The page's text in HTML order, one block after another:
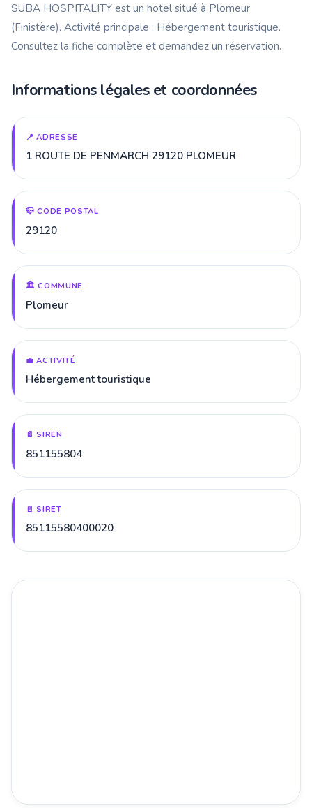
SUBA HOSPITALITY est un hotel situé à Plomeur
(Finistère). Activité principale : Hébergement touristique.
Consultez la fiche complète et demandez un réservation.
Informations légales et coordonnées
📍 ADRESSE
1 ROUTE DE PENMARCH 29120 PLOMEUR
📪 CODE POSTAL
29120
🏛️ COMMUNE
Plomeur
💼 ACTIVITÉ
Hébergement touristique
📄 SIREN
851155804
📄 SIRET
85115580400020